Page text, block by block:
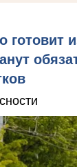
готовит